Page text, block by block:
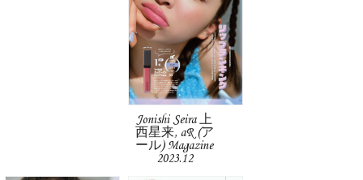
Jonishi Seira 上
西星来, aR (ア
ール) Magazine
2023.12